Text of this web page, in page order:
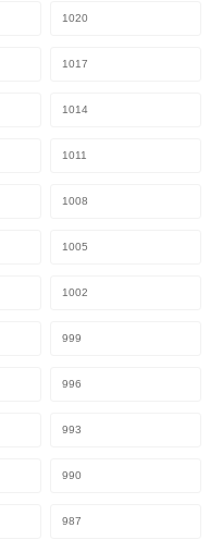
1020
1017
1014
1011
1008
1005
1002
999
996
993
990
987